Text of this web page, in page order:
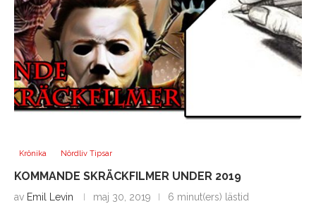
Krönika Nördliv Tipsar
KOMMANDE SKRÄCKFILMER UNDER 2019
av Emil Levin maj 30, 2019 6 minut(ers) lästid